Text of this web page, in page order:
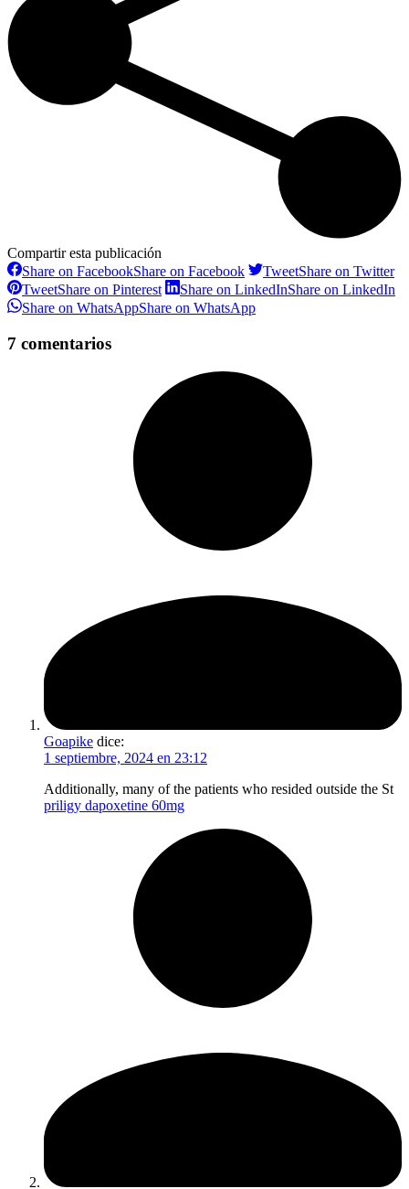
Compartir esta publicación
Share on FacebookShare on Facebook TweetShare on Twitter
TweetShare on Pinterest Share on LinkedInShare on LinkedIn
Share on WhatsAppShare on WhatsApp
7 comentarios
Goapike dice:
1 septiembre, 2024 en 23:12
Additionally, many of the patients who resided outside the St
priligy dapoxetine 60mg